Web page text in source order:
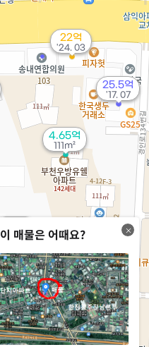
4.65억
111m²
'24. 07
22억
'24. 03
25.5억
'17. 07
이 매물은 어때요?